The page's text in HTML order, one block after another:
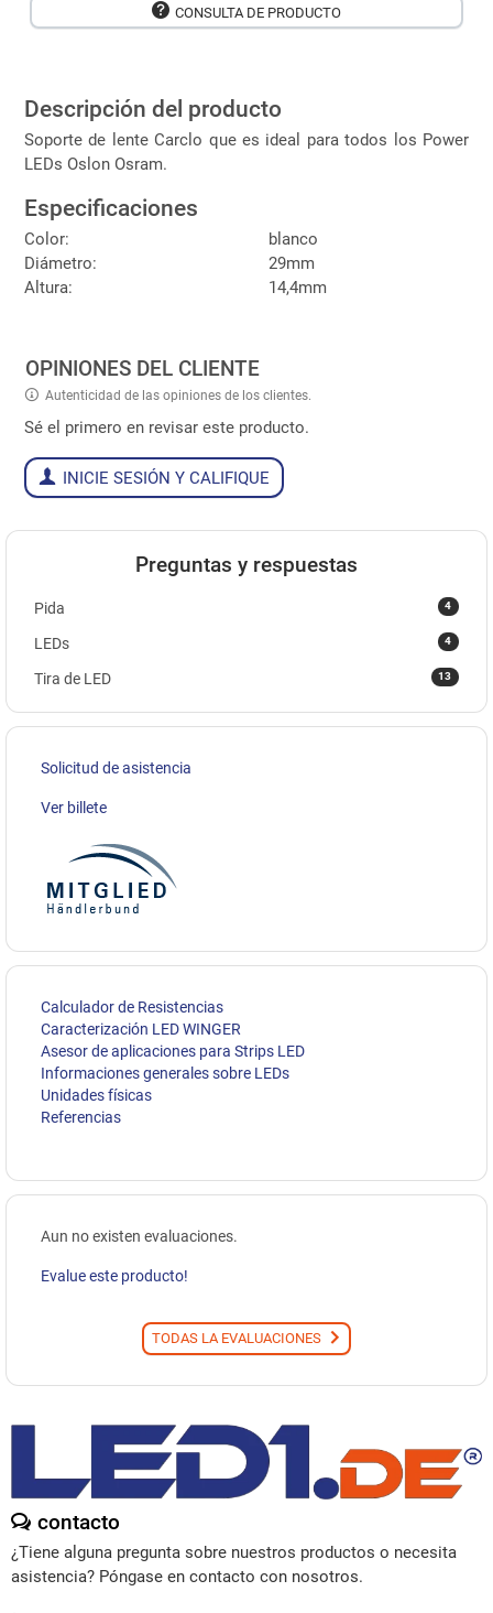
CONSULTA DE PRODUCTO
Descripción del producto
Soporte de lente Carclo que es ideal para todos los Power
LEDs Oslon Osram.
Especificaciones
Color:
blanco
Diámetro:
29mm
Altura:
14,4mm
OPINIONES DEL CLIENTE
Autenticidad de las opiniones de los clientes.
Sé el primero en revisar este producto.
INICIE SESIÓN Y CALIFIQUE
Preguntas y respuestas
4
Pida
4
LEDs
13
Tira de LED
Solicitud de asistencia
Ver billete
Calculador de Resistencias
Caracterización LED WINGER
Asesor de aplicaciones para Strips LED
Informaciones generales sobre LEDs
Unidades físicas
Referencias
Aun no existen evaluaciones.
Evalue este producto!
TODAS LA EVALUACIONES
contacto
¿Tiene alguna pregunta sobre nuestros productos o necesita
asistencia? Póngase en contacto con nosotros.